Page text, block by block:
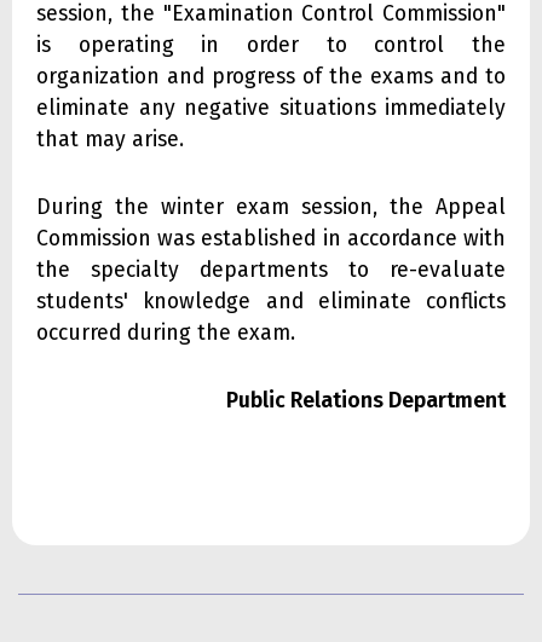
session, the "Examination Control Commission"
is operating in order to control the
organization and progress of the exams and to
eliminate any negative situations immediately
that may arise.
During the winter exam session, the Appeal
Commission was established in accordance with
the specialty departments to re-evaluate
students' knowledge and eliminate conflicts
occurred during the exam.
Public Relations Department